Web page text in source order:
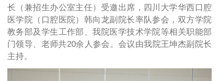
长（兼招生办公室主任）受邀出席，四川大学华西口腔
医学院（口腔医院）韩向龙副院长率队参会，双方学院
教务部及学生工作部、我院医学技术学院等相关职能部
门领导、老师共20余人参会。会议由我院王坤杰副院长
主持。